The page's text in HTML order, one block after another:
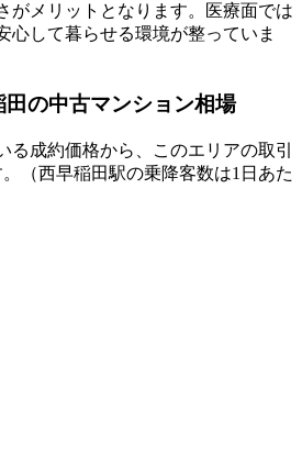
がメリットとなります。医療面では
心して暮らせる環境が整っていま
の中古マンション相場
る成約価格から、このエリアの取引
（西早稲田駅の乗降客数は1日あた